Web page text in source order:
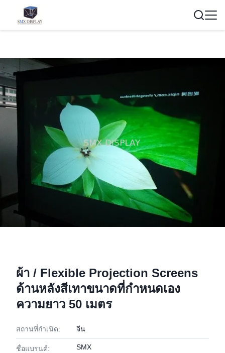
ผ้า / Flexible Projection Screens
ด้านหลังสีเทาขนาดที่กำหนดเอง
ความยาว 50 เมตร
สถานที่กำเนิด: จีน
ชื่อแบรนด์: SMX